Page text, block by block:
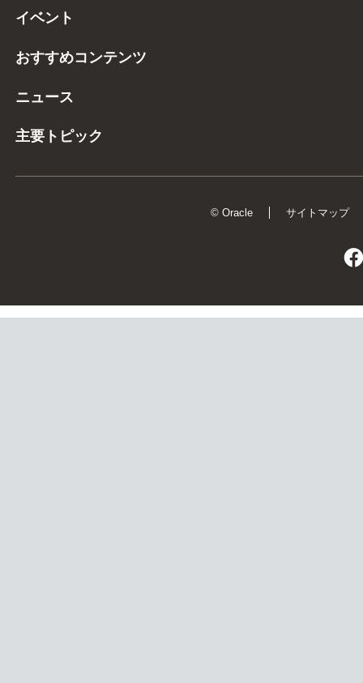
イベント
おすすめコンテンツ
ニュース
主要トピック
© Oracle サイトマップ